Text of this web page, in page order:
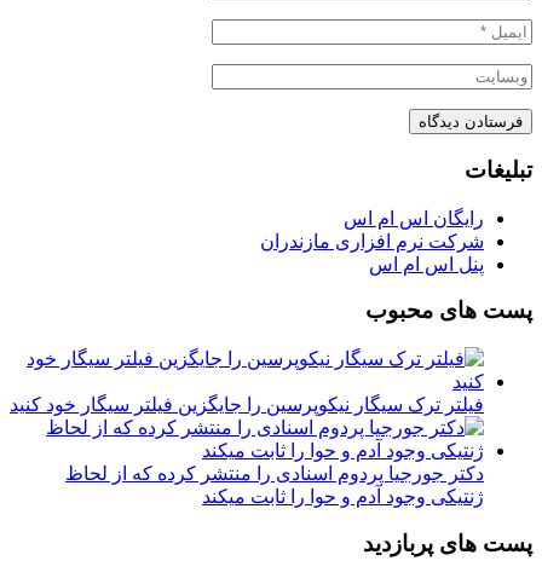
تبلیغات
رایگان اس ام اس
شرکت نرم افزاری مازندران
پنل اس ام اس
پست های محبوب
فیلتر ترک سیگار نیکوپرسین را جایگزین فیلتر سیگار خود کنید
دکتر جورجیا پردوم اسنادی را منتشر کرده که از لحاظ
ژنتیکی وجود آدم و حوا را ثابت میکند
پست های پربازدید